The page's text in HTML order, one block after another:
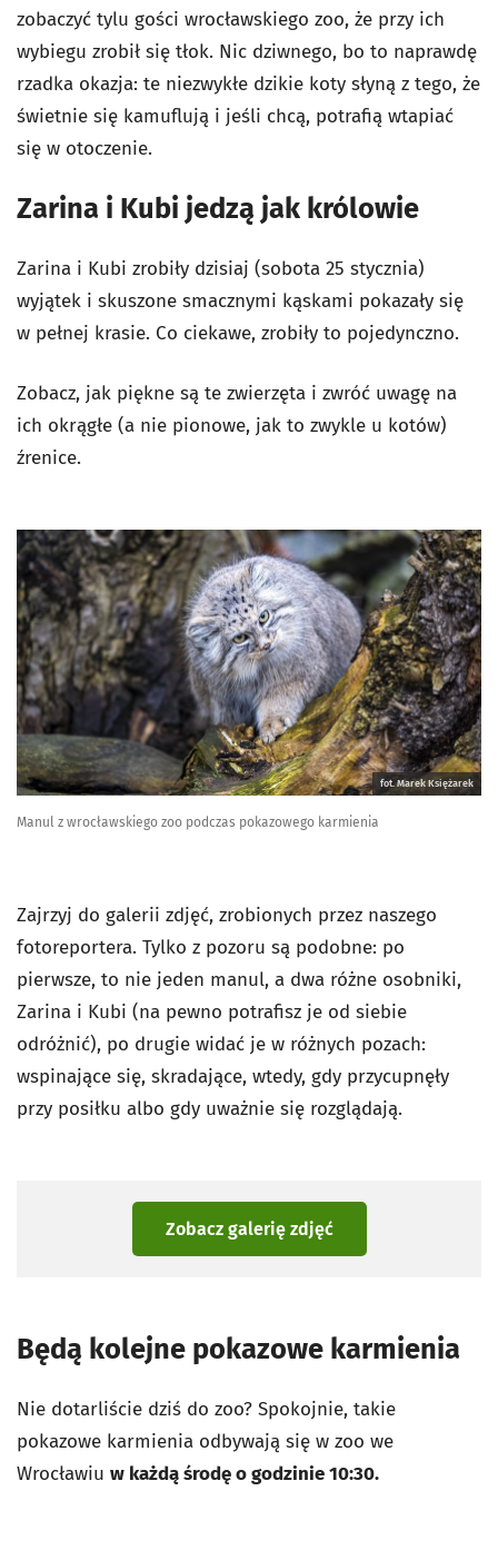
zobaczyć tylu gości wrocławskiego zoo, że przy ich
wybiegu zrobił się tłok. Nic dziwnego, bo to naprawdę
rzadka okazja: te niezwykłe dzikie koty słyną z tego, że
świetnie się kamuflują i jeśli chcą, potrafią wtapiać
się w otoczenie.
Zarina i Kubi jedzą jak królowie
Zarina i Kubi zrobiły dzisiaj (sobota 25 stycznia)
wyjątek i skuszone smacznymi kąskami pokazały się
w pełnej krasie. Co ciekawe, zrobiły to pojedynczno.
Zobacz, jak piękne są te zwierzęta i zwróć uwagę na
ich okrągłe (a nie pionowe, jak to zwykle u kotów)
źrenice.
fot. Marek Księżarek
Manul z wrocławskiego zoo podczas pokazowego karmienia
Zajrzyj do galerii zdjęć, zrobionych przez naszego
fotoreportera. Tylko z pozoru są podobne: po
pierwsze, to nie jeden manul, a dwa różne osobniki,
Zarina i Kubi (na pewno potrafisz je od siebie
odróżnić), po drugie widać je w różnych pozach:
wspinające się, skradające, wtedy, gdy przycupnęły
przy posiłku albo gdy uważnie się rozglądają.
Zobacz galerię zdjęć
Będą kolejne pokazowe karmienia
Nie dotarliście dziś do zoo? Spokojnie, takie
pokazowe karmienia odbywają się w zoo we
Wrocławiu w każdą środę o godzinie 10:30.